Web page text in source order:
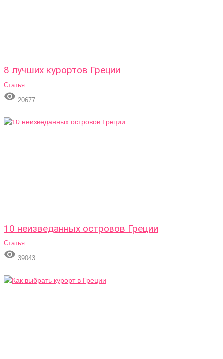
8 лучших курортов Греции
Статья
 20677
10 неизведанных островов Греции
Статья
 39043